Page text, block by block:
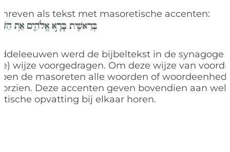
als tekst met masoretische accenten:
werd de bijbeltekst in de synagoge
wijze voorgedragen. Om deze wijze van
de masoreten alle woorden of
Deze accenten geven bovendien aan
opvatting bij elkaar horen.